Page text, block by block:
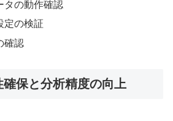
タの動作確認
定の検証
確認
保と分析精度の向上